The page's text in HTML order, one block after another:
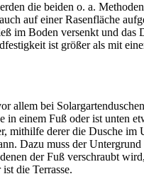
die beiden o. a.
auf einer Rasenfläche
im Boden versenkt und das
ist größer als mit
allem bei
in einem Fuß oder ist unten
mithilfe derer die Dusche im
Dazu muss der Untergrund
der Fuß verschraubt
die Terrasse.